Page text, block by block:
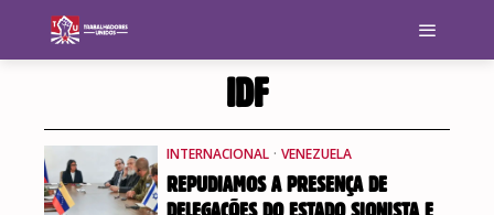
IDF
INTERNACIONAL · VENEZUELA
REPUDIAMOS A PRESENÇA DE